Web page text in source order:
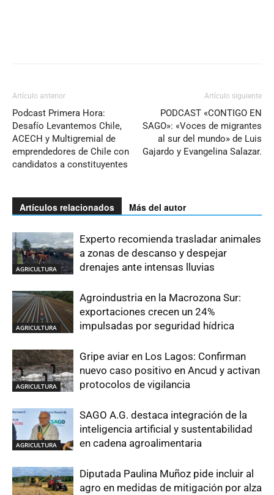
Artículo anterior
Podcast Primera Hora:
Desafío Levantemos Chile,
ACECH y Multigremial de
emprendedores de Chile con
candidatos a constituyentes
Artículo siguiente
PODCAST «CONTIGO EN
SAGO»: «Voces de migrantes
al sur del mundo» de Luis
Gajardo y Evangelina Salazar.
Artículos relacionados Más del autor
AGRICULTURA
Experto recomienda trasladar animales
a zonas de descanso y despejar
drenajes ante intensas lluvias
AGRICULTURA
Agroindustria en la Macrozona Sur:
exportaciones crecen un 24%
impulsadas por seguridad hídrica
AGRICULTURA
Gripe aviar en Los Lagos: Confirman
nuevo caso positivo en Ancud y activan
protocolos de vigilancia
AGRICULTURA
SAGO A.G. destaca integración de la
inteligencia artificial y sustentabilidad
en cadena agroalimentaria
Diputada Paulina Muñoz pide incluir al
agro en medidas de mitigación por alza